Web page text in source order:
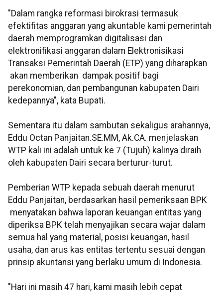
"Dalam rangka reformasi birokrasi termasuk
efektifitas anggaran yang akuntable kami pemerintah
daerah memprogramkan digitalisasi dan
elektronifikasi anggaran dalam Elektronisikasi
Transaksi Pemerintah Daerah (ETP) yang diharapkan
akan memberikan dampak positif bagi
perekonomian, dan pembangunan kabupaten Dairi
kedepannya", kata Bupati.
Sementara itu dalam sambutan sekaligus arahannya,
Eddu Octan Panjaitan.SE.MM, Ak.CA. menjelaskan
WTP kali ini adalah untuk ke 7 (Tujuh) kalinya diraih
oleh kabupaten Dairi secara berturur-turut.
Pemberian WTP kepada sebuah daerah menurut
Eddu Panjaitan, berdasarkan hasil pemeriksaan BPK
menyatakan bahwa laporan keuangan entitas yang
diperiksa BPK telah menyajikan secara wajar dalam
semua hal yang material, posisi keuangan, hasil
usaha, dan arus kas entitas tertentu sesuai dengan
prinsip akuntansi yang berlaku umum di Indonesia.
"Hari ini masih 47 hari, kami masih lebih cepat